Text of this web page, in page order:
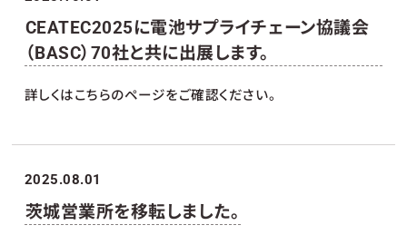
CEATEC2025に電池サプライチェーン協議会
（BASC）70社と共に出展します。
詳しくはこちらのページをご確認ください。
2025.08.01
茨城営業所を移転しました。